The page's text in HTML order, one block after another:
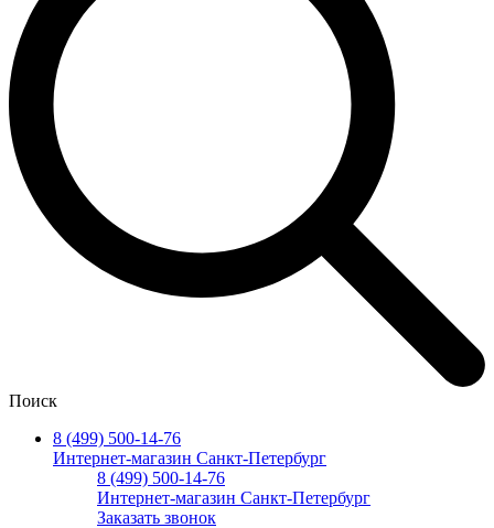
Поиск
8 (499) 500-14-76
Интернет-магазин Санкт-Петербург
8 (499) 500-14-76
Интернет-магазин Санкт-Петербург
Заказать звонок